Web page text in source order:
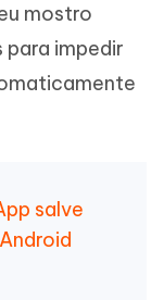
mostro
para impedir
salve